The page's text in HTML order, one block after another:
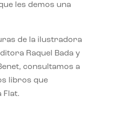
les demos una
de la ilustradora
Raquel Bada y
consultamos a
libros que
Flat.